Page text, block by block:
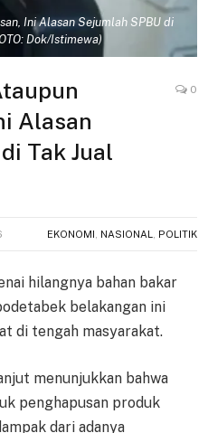
Ini Alasan Sejumlah SPBU di
Dok/Istimewa)
Alasan
Tak Jual
0
EKONOMI NASIONAL POLITIK
hilangnya bahan bakar
belakangan ini
di tengah masyarakat.
menunjukkan bahwa
penghapusan produk
dari adanya